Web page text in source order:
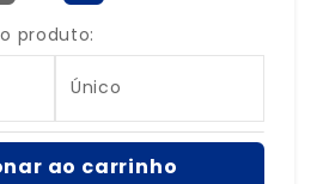
produto:
Único
ao carrinho